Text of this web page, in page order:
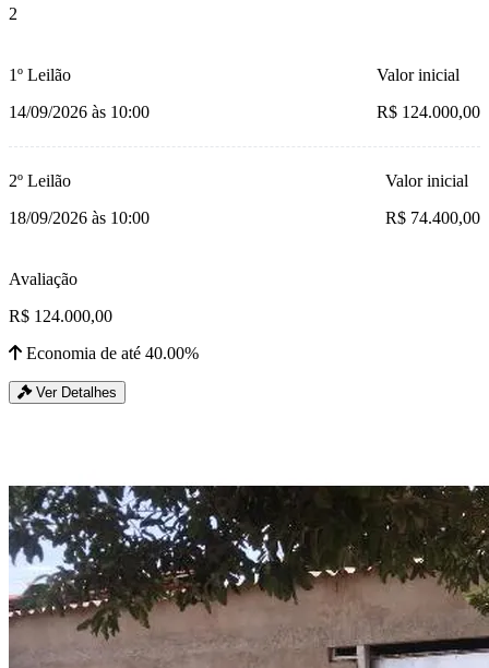
2
1º Leilão
14/09/2026 às 10:00
Valor inicial
R$ 124.000,00
2º Leilão
18/09/2026 às 10:00
Valor inicial
R$ 74.400,00
Avaliação
R$ 124.000,00
Economia de até 40.00%
Ver Detalhes